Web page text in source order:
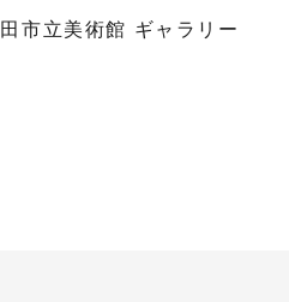
市立美術館 ギャラリー